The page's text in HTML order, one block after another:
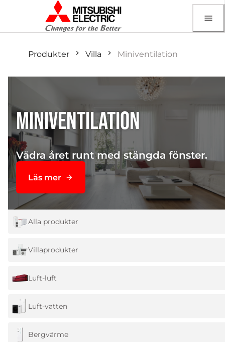
Produkter Villa Miniventilation
MINIVENTILATION
Vädra året runt med stängda fönster.
Läs mer
Alla produkter
Villaprodukter
Luft-luft
Luft-vatten
Bergvärme